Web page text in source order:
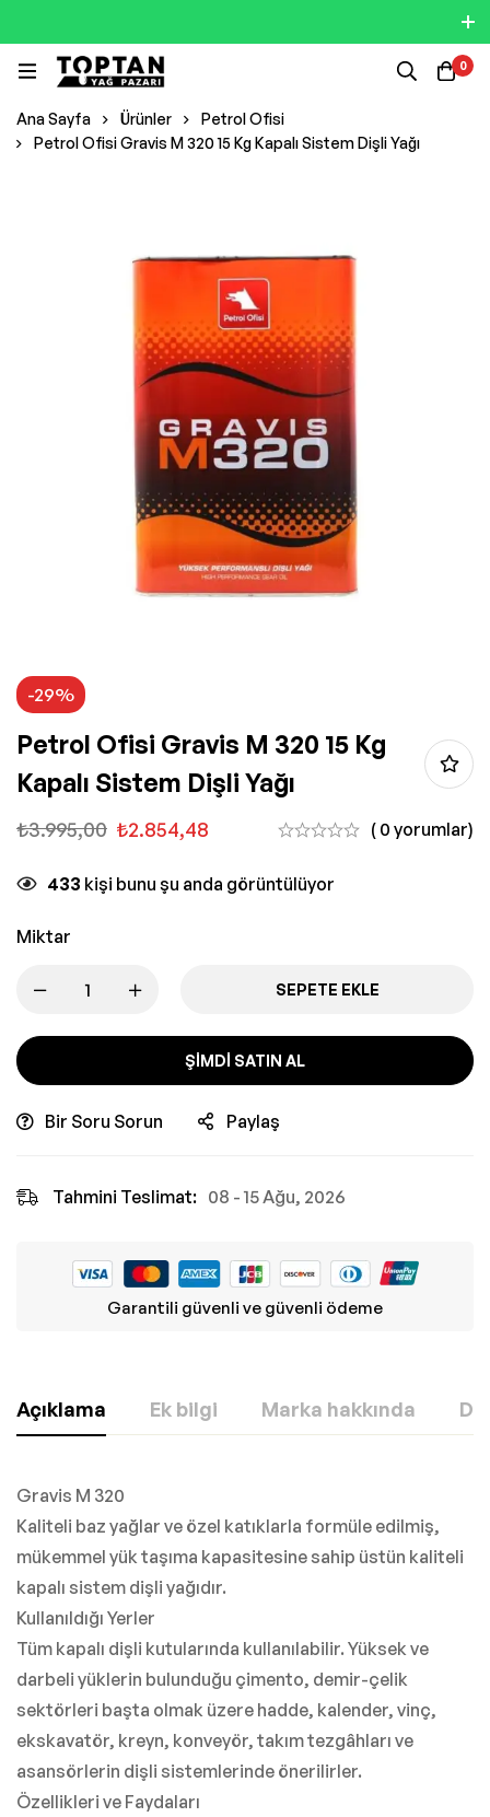
0
Ana Sayfa Ürünler
Petrol Ofisi
Petrol Ofisi Gravis M 320 15 Kg Kapalı Sistem Dişli Yağı
-29%
Petrol Ofisi Gravis M 320 15 Kg
Kapalı Sistem Dişli Yağı
₺3.995,00 ₺2.854,48 ( 0 yorumlar)
433 kişi bunu şu anda görüntülüyor
Miktar
SEPETE EKLE
ŞIMDI SATIN AL
Bir Soru Sorun Paylaş
Tahmini Teslimat: 08 - 15 Ağu, 2026
Garantili güvenli ve güvenli ödeme
Açıklama Ek bilgi Marka hakkında
Gravis M 320
Kaliteli baz yağlar ve özel katıklarla formüle edilmiş,
mükemmel yük taşıma kapasitesine sahip üstün kaliteli
kapalı sistem dişli yağıdır.
Kullanıldığı Yerler
Tüm kapalı dişli kutularında kullanılabilir. Yüksek ve
darbeli yüklerin bulunduğu çimento, demir-çelik
sektörleri başta olmak üzere hadde, kalender, vinç,
ekskavatör, kreyn, konveyör, takım tezgâhları ve
asansörlerin dişli sistemlerinde önerilirler.
Özellikleri ve Faydaları